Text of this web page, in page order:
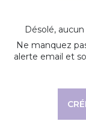
Désolé,
Ne manquez
alerte email et